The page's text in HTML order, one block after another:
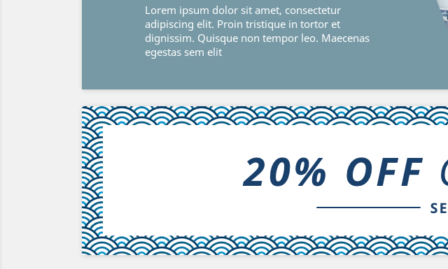
Lorem ipsum dolor sit amet, consectetur
adipiscing elit. Proin tristique in tortor et
dignissim. Quisque non tempor leo. Maecenas
egestas sem elit